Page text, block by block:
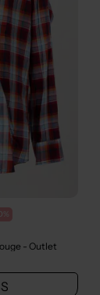
- Outlet